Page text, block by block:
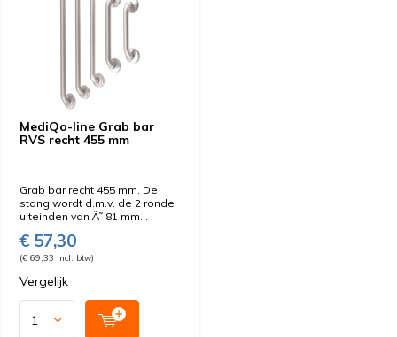
MediQo-line Grab bar
RVS recht 455 mm
Grab bar recht 455 mm. De
stang wordt d.m.v. de 2 ronde
uiteinden van Ã˜ 81 mm...
€ 57,30
(€ 69,33 Incl. btw)
Vergelijk